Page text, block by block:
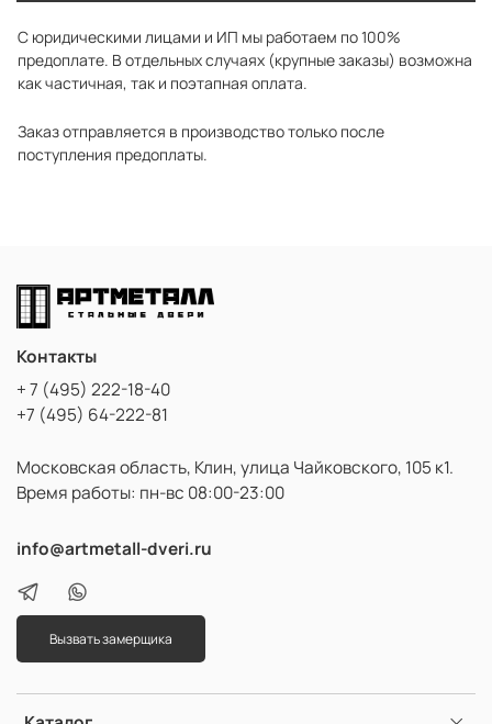
С юридическими лицами и ИП мы работаем по 100%
предоплате. В отдельных случаях (крупные заказы) возможна
как частичная, так и поэтапная оплата.
Заказ отправляется в производство только после
поступления предоплаты.
Контакты
+ 7 (495) 222-18-40
+7 (495) 64-222-81
Московская область, Клин, улица Чайковского, 105 к1.
Время работы: пн-вс 08:00-23:00
info@artmetall-dveri.ru
Вызвать замерщика